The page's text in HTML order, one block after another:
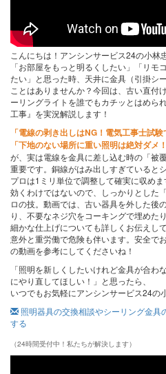
こんにちは！アンシンサービス24の小林
「お部屋をもっと明るくしたい」「リモ
たい」と思った時、天井に金具（引掛シ
ことはありませんか？今回は、古い直付
ーリングライトを誰でもカチッとはめら
工事』を実況解説します！
「電線の剥き出しはNG！電気工事士試
「下地のない場所に重い照明は絶対ダメ！
が、実は電線を金具に差し込む時の「被
重要です。銅線がはみ出しすぎていると
プロは1ミリ単位で調整して確実に収め
効くわけではないので、しっかりとした
ロの技。動画では、古い器具を外した後
り、不要なネジ穴をコーキングで埋めた
細かな仕上げについても詳しくお伝えし
意外と重労働で危険も伴います。安全で
の動画を参考にしてくださいね！
「照明を新しくしたいけれど金具が合わ
にやり直してほしい！」と思ったら、
いつでもお気軽にアンシンサービス24の
照明器具の交換相談やシーリング金
する
（24時間受付中！私たちが解決します）